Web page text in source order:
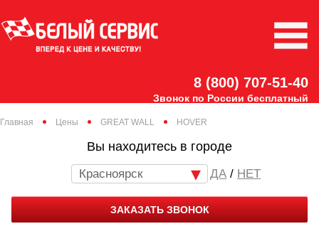
8 (800) 707-51-40
Звонок по России бесплатный
Главная Цены GREAT WALL HOVER
Вы находитесь в городе
Красноярск / НЕТ
ЗАКАЗАТЬ ЗВОНОК